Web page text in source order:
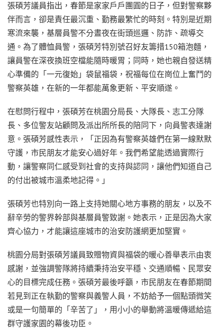
張碩芳議員指出，春節是家家戶戶團圓的日子，但對警察夥
伴而言，卻是責任最沉重、勤務最繁忙的時刻。特別是近期
寒流來襲，基層員警不分晝夜在街頭巡邏、防詐、疏導交
通。為了體恤員警，張碩芳特別號召好友籌措150箱泡麵，
讓員警在深夜換班空檔能隨時暖胃；同時，她也親自發送精
心準備的「一元復始」袋鼠福袋，祝福每位在崗位上奮鬥的
警察英雄，在新的一年都能萬象更新、平安順遂。
在慰問行程中，張碩芳在桃園分局長、大隊長、志工分隊
長、多位警友站顧問及派出所所長的陪同下，向員警表達謝
意。張碩芳感性表示，「正因為有警察英雄們在第一線默默
守護，市民朋友才能安心過好年。我們希望能透過實際行
動，讓警察同仁感受到社會的支持與認同，讓他們知道自己
的付出被城市溫柔地記得。」
張碩芳也特別向一路上支持她關心地方事務的朋友，以及不
辭辛勞的警界幹部與基層員警致謝。她表示，正是因為大家
齊心協力，才能讓這座城市的治安防護網更加堅實。
桃園分局對張碩芳議員致贈物資與福袋的暖心善舉表示由衷
感謝，並強調警隊將持續秉持治安平穩、交通順暢、民眾安
心的目標完成任務。張碩芳最後呼籲，市民朋友在春節期間
若見到正在執勤的警察與義警人員，不妨給予一個點頭微笑
或是一句簡單的「辛苦了」，用小小的舉動將溫暖傳遞給這
群守護家園的幕後功臣。